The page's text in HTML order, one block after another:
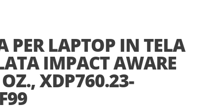
PER LAPTOP IN TELA
IMPACT AWARE
XDP760.23-